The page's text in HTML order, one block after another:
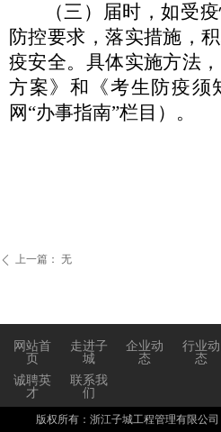
（三）届时，如受
防控要求，落实措施，
疫安全。具体实施方法
方案》和《考生防疫须
网“办事指南”栏目）。
ꄴ 上一篇： 无
版权所有：浙江子城工程管理有限公
诚聘英
才
行业动
态
企业动
态
走进子
城
网站首
页
联系我
们